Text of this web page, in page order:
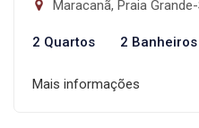
Maracanã, Praia
2 Quartos 2 Banheiros
Mais informações